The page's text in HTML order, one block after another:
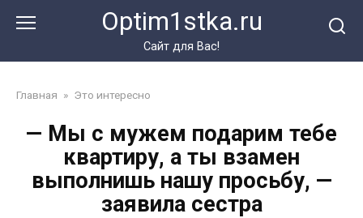
Optim1stka.ru
Сайт для Вас!
Главная » Это интересно
— Мы с мужем подарим тебе
квартиру, а ты взамен
выполнишь нашу просьбу, —
заявила сестра